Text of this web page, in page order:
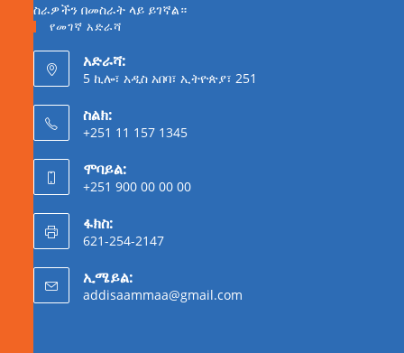
ስራዎችን በመስራት ላይ ይገኛል።
የመገኛ አድራሻ
አድራሻ:
5 ኪሎ፣ አዲስ አበባ፣ ኢትዮጵያ፣ 251
ስልክ:
+251 11 157 1345
ሞባይል:
+251 900 00 00 00
ፋክስ:
621-254-2147
ኢሜይል:
addisaammaa@gmail.com